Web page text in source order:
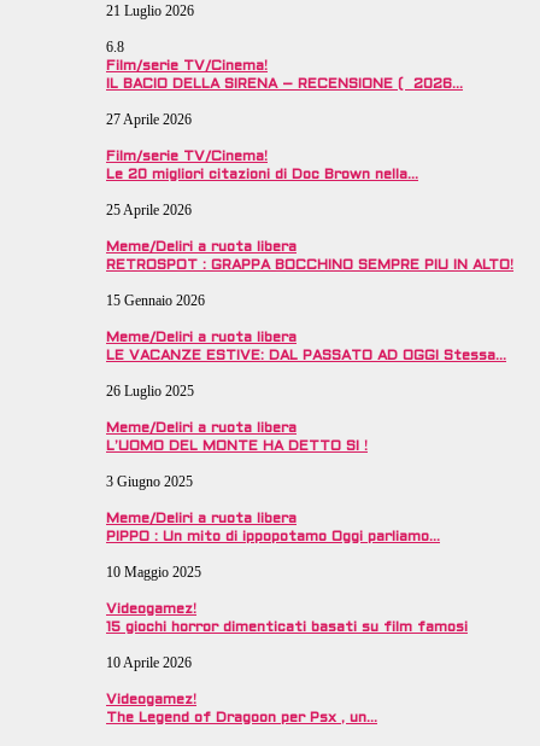
21 Luglio 2026
6.8
Film/serie TV/Cinema!
IL BACIO DELLA SIRENA – RECENSIONE ( 2026…
27 Aprile 2026
Film/serie TV/Cinema!
Le 20 migliori citazioni di Doc Brown nella…
25 Aprile 2026
Meme/Deliri a ruota libera
RETROSPOT : GRAPPA BOCCHINO SEMPRE PIU IN ALTO!
15 Gennaio 2026
Meme/Deliri a ruota libera
LE VACANZE ESTIVE: DAL PASSATO AD OGGI Stessa…
26 Luglio 2025
Meme/Deliri a ruota libera
L’UOMO DEL MONTE HA DETTO SI !
3 Giugno 2025
Meme/Deliri a ruota libera
PIPPO : Un mito di ippopotamo Oggi parliamo…
10 Maggio 2025
Videogamez!
15 giochi horror dimenticati basati su film famosi
10 Aprile 2026
Videogamez!
The Legend of Dragoon per Psx , un…